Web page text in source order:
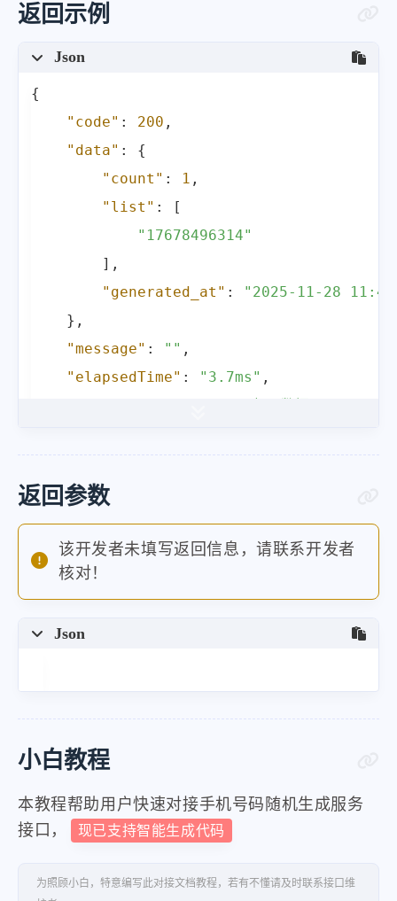
返回示例
Json
{
"code" : 200 ,
"data" :
{
"count" : 1 ,
"list" :
[
"17678496314"
] ,
"generated_at" :
"2025-11-28
} ,
"message" : "" ,
"elapsedTime" : "3.7ms" ,
返回参数
该开发者未填写返回信息，请联系开发者
核对！
Json
小白教程
本教程帮助用户快速对接手机号码随机生成服务
接口，
现已支持智能生成代码
为照顾小白，特意编写此对接文档教程，若有不懂请及时联系接口维